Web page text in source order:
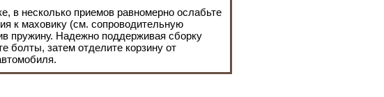
в несколько приемов равномерно ослабьте
к маховику (см. сопроводительную
пружину. Надежно поддерживая сборку
болты, затем отделите корзину от